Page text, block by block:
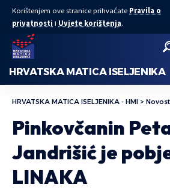
Korištenjem ove stranice prihvaćate Pravila o
privatnosti i Uvjete korištenja.
HRVATSKA MATICA ISELJENIKA
HRVATSKA MATICA ISELJENIKA - HMI >
Pinkovčanin
Jandrišić je
LINAKA